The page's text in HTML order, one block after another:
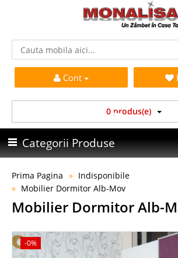
Cont
0 produs(e)
Categorii Produse
Prima Pagina
Indisponibile
Mobilier Dormitor Alb-Mov
Mobilier Dormitor Alb-
-0%